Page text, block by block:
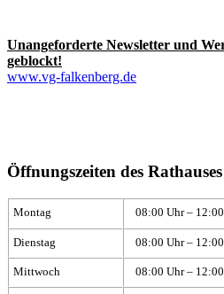
Unangeforderte Newsletter und
geblockt!
www.vg-falkenberg.de
Öffnungszeiten des
Montag 08:00 Uhr –
Dienstag 08:00 Uhr –
Mittwoch 08:00 Uhr –